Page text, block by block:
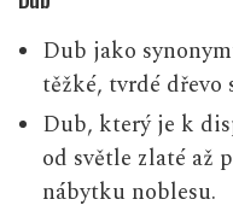
Dub jako
těžké, tvrdé dřevo
Dub, který je k
od světle zlaté až
nábytku noblesu.